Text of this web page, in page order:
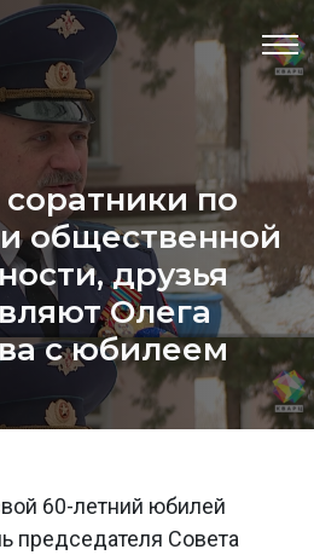
по
общественной
друзья
Олега
с юбилеем
60-летний юбилей
председателя Совета